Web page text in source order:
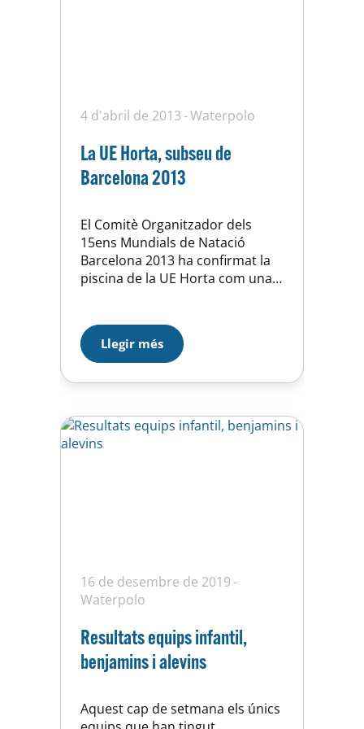
4 d'abril de 2013 Waterpolo
La UE Horta, subseu de
Barcelona 2013
El Comitè Organitzador dels
15ens Mundials de Natació
Barcelona 2013 ha confirmat la
piscina de la UE Horta com una
entrenaments d’algunes de les
seleccions de waterpolo
masculines i femenines durant la
competició, que arrencarà el
va signar dimecres,…
Llegir més
16 de desembre de 2019
Waterpolo
Resultats equips infantil,
benjamins i alevins
Aquest cap de setmana els únics